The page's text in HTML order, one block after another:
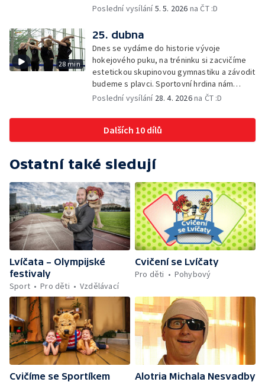
nebo naši soutěž o cenu Lvíčat.
Poslední vysílání5. 5. 2026 na ČT :D
28 min
25. dubna
Dnes se vydáme do historie vývoje
hokejového puku, na tréninku si zacvičíme
estetickou skupinovou gymnastiku a závodit
budeme s plavci. Sportovní hrdina nám
ukáže co umí a společně si vyzkoušíme
Poslední vysílání 28. 4. 2026na ČT :D
Dalších 10 dílů
Ostatní také sledují
Lvíčata – Olympijské
festivaly
Sport
Pro děti Vzdělávací
Cvičení se Lvíčaty
Pro děti
Pohybový
Cvičíme se Sportíkem
Alotria Michala Nesvadby